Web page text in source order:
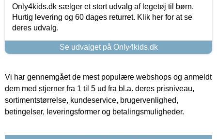
Only4kids.dk sælger et stort udvalg af legetøj til børn.
Hurtig levering og 60 dages returret. Klik her for at se
deres udvalg.
Se udvalget på Only4kids.dk
Vi har gennemgået de mest populære webshops og anmeldt
dem med stjerner fra 1 til 5 ud fra bl.a. deres prisniveau,
sortimentstørrelse, kundeservice, brugervenlighed,
betingelser, leveringsformer og betalingsmuligheder.